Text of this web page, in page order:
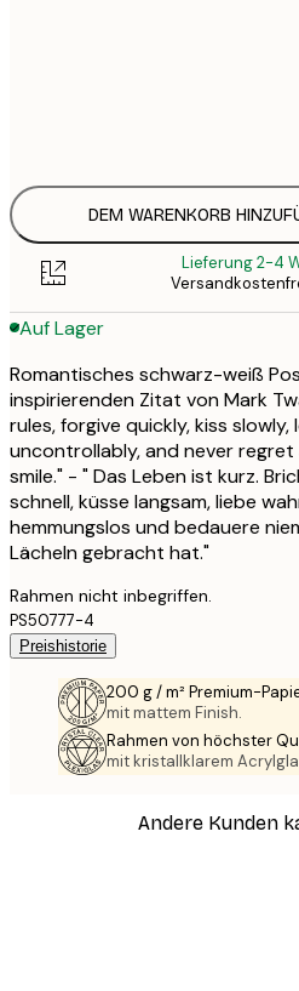
DEM WARENKORB
Lieferung 2-4
Auf Lager
Romantisches schwarz-weiß
inspirierenden Zitat von Mark
rules, forgive quickly, kiss slowly,
uncontrollably, and never
smile." - " Das Leben ist kurz.
schnell, küsse langsam, liebe
hemmungslos und bedauere
Lächeln gebracht hat."
Rahmen nicht inbegriffen.
PS50777-4
Preishistorie
200 g / m² Premium-
mit mattem Finish.
Rahmen von höchster
mit kristallklarem
Andere Kunden